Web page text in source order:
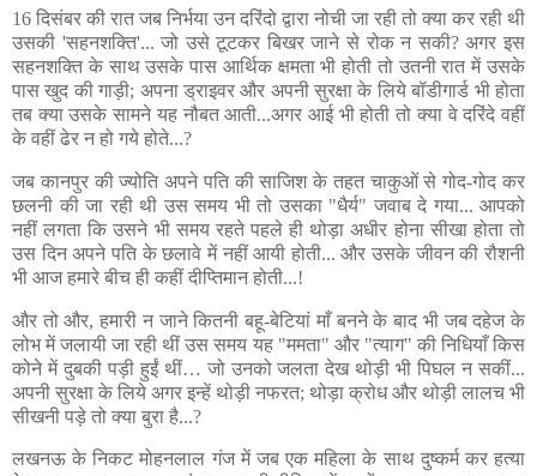
16 दिसंबर की रात जब निर्भया उन दरिंदो द्वारा नोची जा रही तो क्या कर रही थी
उसकी 'सहनशक्ति'... जो उसे टूटकर बिखर जाने से रोक न सकी? अगर इस
सहनशक्ति के साथ उसके पास आर्थिक क्षमता भी होती तो उतनी रात में उसके
पास खुद की गाड़ी; अपना ड्राइवर और अपनी सुरक्षा के लिये बॉडीगार्ड भी होता
तब क्या उसके सामने यह नौबत आती...अगर आई भी होती तो क्या वे दरिंदे वहीं
के वहीं ढेर न हो गये होते...?
जब कानपुर की ज्योति अपने पति की साजिश के तहत चाकुओं से गोद-गोद कर
छलनी की जा रही थी उस समय भी तो उसका "धैर्य" जवाब दे गया... आपको
नहीं लगता कि उसने भी समय रहते पहले ही थोड़ा अधीर होना सीखा होता तो
उस दिन अपने पति के छलावे में नहीं आयी होती... और उसके जीवन की रौशनी
भी आज हमारे बीच ही कहीं दीप्तिमान होती...!
और तो और, हमारी न जाने कितनी बहू-बेटियां माँ बनने के बाद भी जब दहेज के
लोभ में जलायी जा रही थीं उस समय यह "ममता" और "त्याग" की निधियाँ किस
कोने में दुबकी पड़ी हुईं थीं… जो उनको जलता देख थोड़ी भी पिघल न सकीं...
अपनी सुरक्षा के लिये अगर इन्हें थोड़ी नफरत; थोड़ा क्रोध और थोड़ी लालच भी
सीखनी पड़े तो क्या बुरा है...?
लखनऊ के निकट मोहनलाल गंज में जब एक महिला के साथ दुष्कर्म कर हत्या